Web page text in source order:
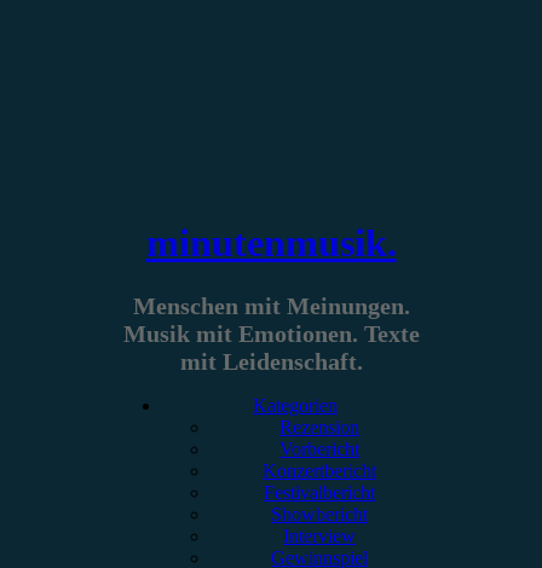
minutenmusik.
Menschen mit Meinungen.
Musik mit Emotionen. Texte
mit Leidenschaft.
Kategorien
Rezension
Vorbericht
Konzertbericht
Festivalbericht
Showbericht
Interview
Gewinnspiel